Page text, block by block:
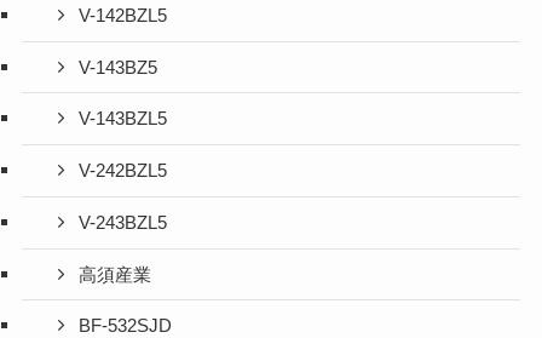
V-142BZL5
V-143BZ5
V-143BZL5
V-242BZL5
V-243BZL5
高須産業
BF-532SJD